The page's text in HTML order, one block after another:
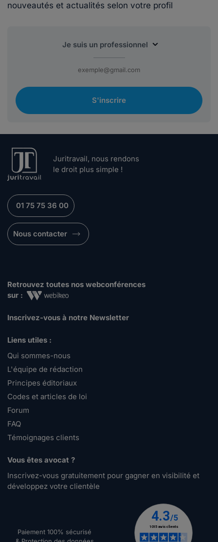
nouveautés et actualités selon votre profil
S'inscrire
Juritravail, nous rendons
le droit plus simple !
01 75 75 36 00
Nous contacter
Retrouvez toutes nos webconférences
sur :
Inscrivez-vous à notre Newsletter
Liens utiles :
Qui sommes-nous
L'équipe de rédaction
Principes éditoriaux
Codes et articles de loi
Forum
FAQ
Témoignages clients
Vous êtes avocat ?
Inscrivez-vous gratuitement pour gagner en visibilité et
développez votre clientèle
Paiement 100% sécurisé